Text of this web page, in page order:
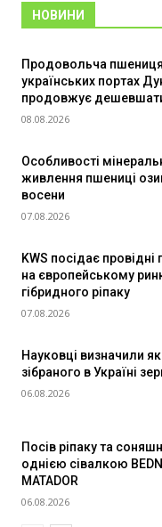
НОВИНИ
Продовольча
українських портах
продовжує
08.08.2026
Особливості
живлення пшениці
восени
07.08.2026
KWS посідає провідні
на європейському
гібридного ріпаку
07.08.2026
Науковці визначили
зібраного в Україні
06.08.2026
Посів ріпаку та
однією сівалкою
MATADOR
06.08.2026